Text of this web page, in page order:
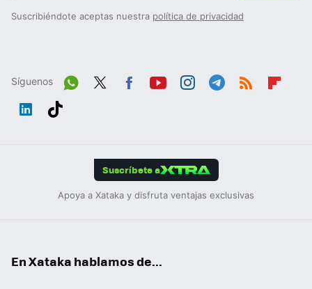
Suscribiéndote aceptas nuestra política de privacidad
Síguenos
Wh
Suscríbete a
Apoya a Xataka y disfruta ventajas exclusivas
En Xataka hablamos de...